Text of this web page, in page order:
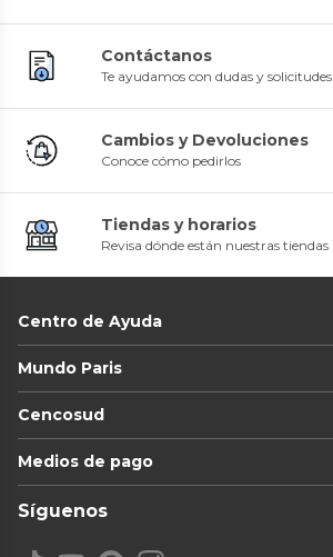
Contáctanos
Te ayudamos con dudas y solicitudes
Cambios y Devoluciones
Conoce cómo pedirlos
Tiendas y horarios
Revisa dónde están nuestras tiendas
Centro de Ayuda
Mundo Paris
Cencosud
Medios de pago
Síguenos